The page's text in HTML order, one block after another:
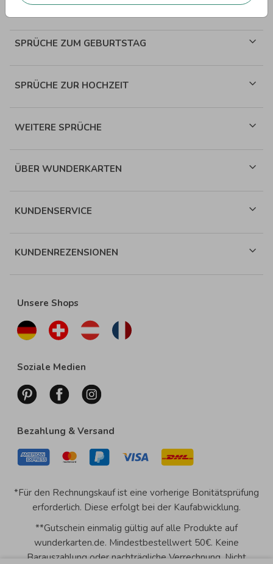
SPRÜCHE ZUM GEBURTSTAG
SPRÜCHE ZUR HOCHZEIT
WEITERE SPRÜCHE
ÜBER WUNDERKARTEN
KUNDENSERVICE
KUNDENREZENSIONEN
Unsere Shops
Soziale Medien
Bezahlung & Versand
*Für den Rechnungskauf ist eine vorherige Bonitätsprüfung
erforderlich. Diese erfolgt bei der Kaufabwicklung.
**Gutschein einmalig gültig auf alle Produkte auf
wunderkarten.de. Mindestbestellwert 50€. Keine
Barauszahlung oder nachträgliche Verrechnung. Nicht